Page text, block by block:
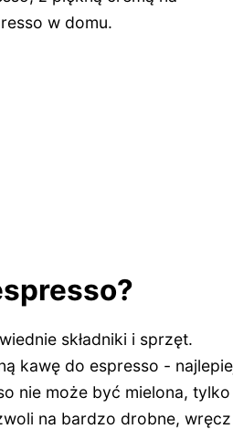
w domu.
składniki i sprzęt.
kawę do espresso -
nie może być mielona, tylko
na bardzo drobne, wręcz